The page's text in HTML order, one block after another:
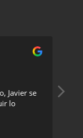
Javier se
lo